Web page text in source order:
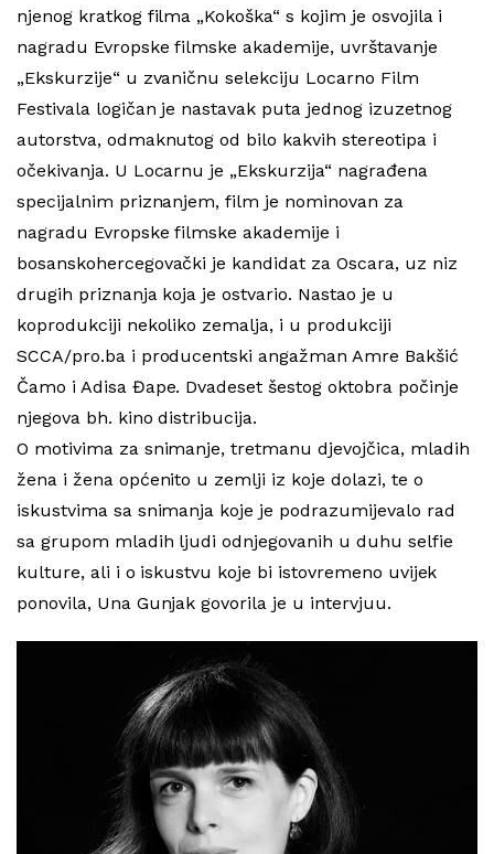
njenog kratkog filma „Kokoška“ s kojim je osvojila i
nagradu Evropske filmske akademije, uvrštavanje
„Ekskurzije“ u zvaničnu selekciju Locarno Film
Festivala logičan je nastavak puta jednog izuzetnog
autorstva, odmaknutog od bilo kakvih stereotipa i
očekivanja. U Locarnu je „Ekskurzija“ nagrađena
specijalnim priznanjem, film je nominovan za
nagradu Evropske filmske akademije i
bosanskohercegovački je kandidat za Oscara, uz niz
drugih priznanja koja je ostvario. Nastao je u
koprodukciji nekoliko zemalja, i u produkciji
SCCA/pro.ba i producentski angažman Amre Bakšić
Čamo i Adisa Đape. Dvadeset šestog oktobra počinje
njegova bh. kino distribucija.
O motivima za snimanje, tretmanu djevojčica, mladih
žena i žena općenito u zemlji iz koje dolazi, te o
iskustvima sa snimanja koje je podrazumijevalo rad
sa grupom mladih ljudi odnjegovanih u duhu selfie
kulture, ali i o iskustvu koje bi istovremeno uvijek
ponovila, Una Gunjak govorila je u intervjuu.